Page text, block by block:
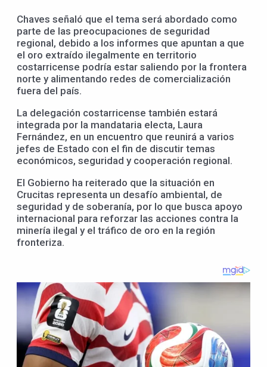
Chaves señaló que el tema será abordado como
parte de las preocupaciones de seguridad
regional, debido a los informes que apuntan a que
el oro extraído ilegalmente en territorio
costarricense podría estar saliendo por la frontera
norte y alimentando redes de comercialización
fuera del país.
La delegación costarricense también estará
integrada por la mandataria electa, Laura
Fernández, en un encuentro que reunirá a varios
jefes de Estado con el fin de discutir temas
económicos, seguridad y cooperación regional.
El Gobierno ha reiterado que la situación en
Crucitas representa un desafío ambiental, de
seguridad y de soberanía, por lo que busca apoyo
internacional para reforzar las acciones contra la
minería ilegal y el tráfico de oro en la región
fronteriza.